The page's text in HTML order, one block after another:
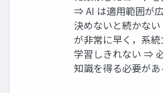
⇒ AI は適⽤範囲が
決めないと続かな
が⾮常に早く，系
学習しきれない ⇒
知識を得る必要があ